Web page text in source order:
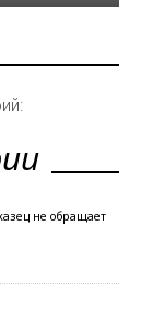
не обращает